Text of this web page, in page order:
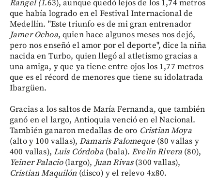
Rangel (1.63), aunque quedó lejos de los 1,74 metros
que había logrado en el Festival Internacional de
Medellín. "Este triunfo es de mi gran entrenador
Jamer Ochoa, quien hace algunos meses nos dejó,
pero nos enseñó el amor por el deporte", dice la niña
nacida en Turbo, quien llegó al atletismo gracias a
una amiga, y que ya tiene entre ojos los 1,77 metros
que es el récord de menores que tiene su idolatrada
Ibargüen.
Gracias a los saltos de María Fernanda, que también
ganó en el largo, Antioquia venció en el Nacional.
También ganaron medallas de oro CristianMoya
(alto y 100 vallas),DamarisPalomeque(80 vallas y
400 vallas), Luis Córdoba(bala).EvelinRivera (80),
YeinerPalacio(largo), JuanRivas(300 vallas),
CristianMaquilón (disco) y el relevo 4x80.